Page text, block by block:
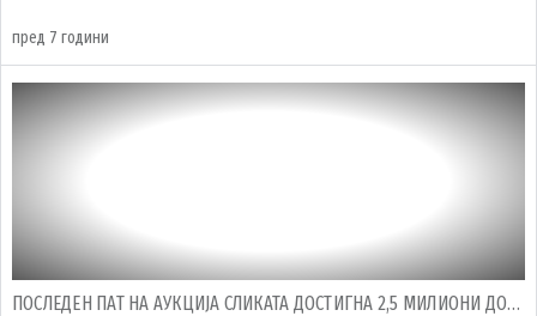
пред 7 години
ПОСЛЕДЕН ПАТ НА АУКЦИЈА СЛИКАТА ДОСТИГНА 2,5 МИЛИОНИ ДОЛАРИ